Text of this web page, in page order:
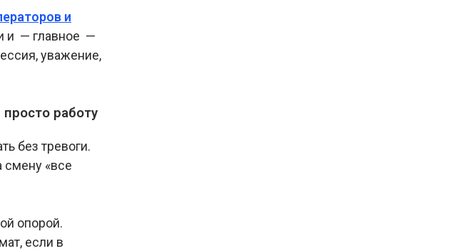
и
и — главное —
уважение,
работу
без тревоги.
смену «все
опорой.
если в